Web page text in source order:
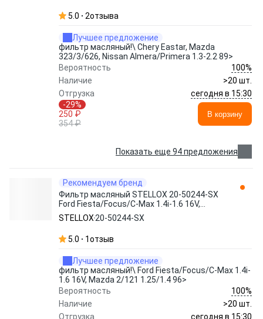
5.0 2отзыва
Лучшее предложение
фильтр масляный!\ Chery Eastar, Mazda
323/3/626, Nissan Almera/Primera 1.3-2.2 89>
Вероятность
100%
Наличие
>20 шт.
Отгрузка
сегодня в 15:30
-29%
250 ₽
354 ₽
В корзину
Показать еще 94 предложения
Рекомендуем бренд
Фильтр масляный STELLOX 20-50244-SX
Ford Fiesta/Focus/C-Max 1.4i-1.6 16V,
Mazda 2/121 1.25/1.4 96>
STELLOX 20-50244-SX
5.0 1отзыв
Лучшее предложение
фильтр масляный!\ Ford Fiesta/Focus/C-Max 1.4i-
1.6 16V, Mazda 2/121 1.25/1.4 96>
Вероятность
100%
Наличие
>20 шт.
Отгрузка
сегодня в 15:30